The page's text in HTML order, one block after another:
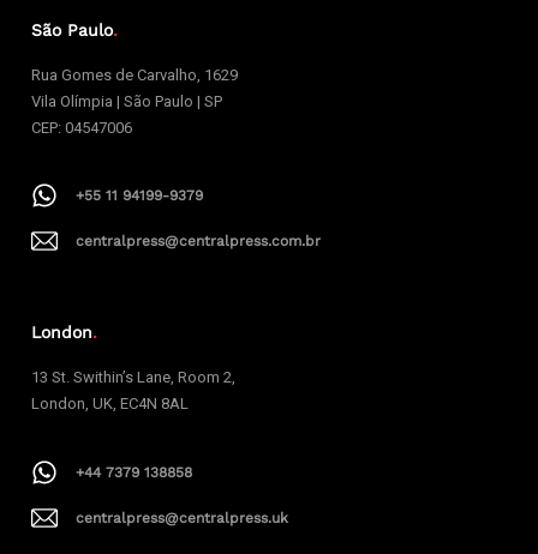
São Paulo.
Rua Gomes de Carvalho, 1629
Vila Olímpia | São Paulo | SP
CEP: 04547006
+55 11 94199-9379
centralpress@centralpress.com.br
London.
13 St. Swithin’s Lane, Room 2,
London, UK, EC4N 8AL
+44 7379 138858
centralpress@centralpress.uk